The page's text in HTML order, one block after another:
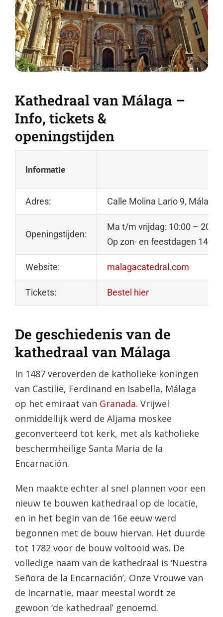
Kathedraal van Málaga –
Info, tickets &
openingstijden
Informatie
Adres: Calle Molina Lario 9, Málaga
Openingstijden:
Ma t/m vrijdag: 10:00 –
Op zon- en feestdagen 14:00
Website: malagacatedral.com
Tickets: Bestel hier
De geschiedenis van de
kathedraal van Málaga
In 1487 veroverden de katholieke koningen
van Castilië, Ferdinand en Isabella, Málaga
op het emiraat van Granada. Vrijwel
onmiddellijk werd de Aljama moskee
geconverteerd tot kerk, met als katholieke
beschermheilige Santa Maria de la
Encarnación.
Men maakte echter al snel plannen voor een
nieuw te bouwen kathedraal op de locatie,
en in het begin van de 16e eeuw werd
begonnen met de bouw hiervan. Het duurde
tot 1782 voor de bouw voltooid was. De
volledige naam van de kathedraal is ‘Nuestra
Señora de la Encarnación’, Onze Vrouwe van
de Incarnatie, maar meestal wordt ze
gewoon ‘de kathedraal’ genoemd.